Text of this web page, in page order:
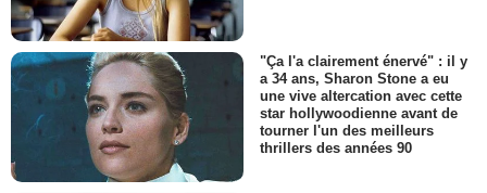
"Ça l'a clairement énervé" : il y
a 34 ans, Sharon Stone a eu
une vive altercation avec cette
star hollywoodienne avant de
tourner l'un des meilleurs
thrillers des années 90